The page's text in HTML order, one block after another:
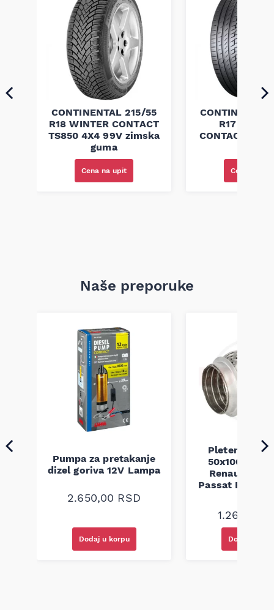
CONTINENTAL 215/55
R18 WINTER CONTACT
TS850 4X4 99V zimska
guma
Cena na upit
R17
CONTACT 6
Cena na
Naše preporuke
Pumpa za pretakanje
dizel goriva 12V Lampa
2.650,00 RSD
Dodaj u korpu
Pletenica
50x100 Audi
Renault
Passat B5
1.260,00
Dodaj u